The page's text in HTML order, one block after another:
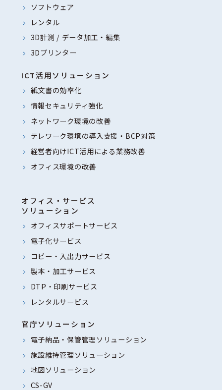
ソフトウェア
レンタル
3D計測 / データ加工・編集
3Dプリンター
ICT活用ソリューション
紙文書の効率化
情報セキュリティ強化
ネットワーク環境の改善
テレワーク環境の導入支援・BCP対策
経営者向けICT活用による業務改善
オフィス環境の改善
オフィス・サービス
ソリューション
オフィスサポートサービス
電子化サービス
コピー・入出力サービス
製本・加工サービス
DTP・印刷サービス
レンタルサービス
官庁ソリューション
電子納品・保管管理ソリューション
施設維持管理ソリューション
地図ソリューション
CS-GV